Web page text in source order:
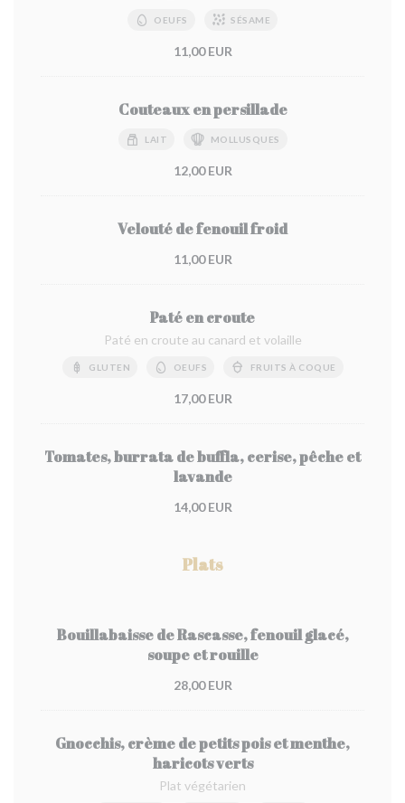
OEUFS SÉSAME
11,00 EUR
Couteaux en persillade
LAIT MOLLUSQUES
12,00 EUR
Velouté de fenouil froid
11,00 EUR
Paté en croute
Paté en croute au canard et volaille
GLUTEN OEUFS FRUITS À COQUE
17,00 EUR
Tomates, burrata de buffla, cerise, pêche et
lavande
14,00 EUR
Plats
Bouillabaisse de Rascasse, fenouil glacé,
soupe et rouille
28,00 EUR
Gnocchis, crème de petits pois et menthe,
haricots verts
Plat végétarien